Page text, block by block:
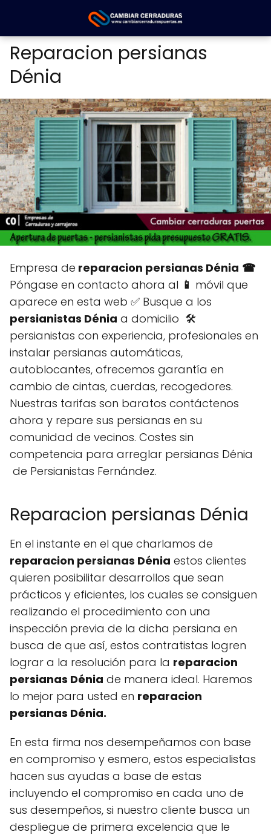
Reparacion persianas
Dénia
Empresa de reparacion persianas Dénia ☎
Póngase en contacto ahora al 📱 móvil que
aparece en esta web ✅ Busque a los
persianistas Dénia a domicilio 🛠️
persianistas con experiencia, profesionales en
instalar persianas automáticas,
autoblocantes, ofrecemos garantía en
cambio de cintas, cuerdas, recogedores.
Nuestras tarifas son baratos contáctenos
ahora y repare sus persianas en su
comunidad de vecinos. Costes sin
competencia para arreglar persianas Dénia
de Persianistas Fernández.
Reparacion persianas Dénia
En el instante en el que charlamos de
reparacion persianas Dénia estos clientes
quieren posibilitar desarrollos que sean
prácticos y eficientes, los cuales se consiguen
realizando el procedimiento con una
inspección previa de la dicha persiana en
busca de que así, estos contratistas logren
lograr a la resolución para la reparacion
persianas Dénia de manera ideal. Haremos
lo mejor para usted en reparacion
persianas Dénia.
En esta firma nos desempeñamos con base
en compromiso y esmero, estos especialistas
hacen sus ayudas a base de estas
incluyendo el compromiso en cada uno de
sus desempeños, si nuestro cliente busca un
despliegue de primera excelencia que le